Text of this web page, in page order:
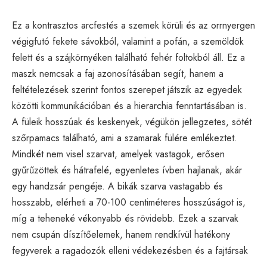
Ez a kontrasztos arcfestés a szemek körüli és az orrnyergen
végigfutó fekete sávokból, valamint a pofán, a szemöldök
felett és a szájkörnyéken található fehér foltokból áll. Ez a
maszk nemcsak a faj azonosításában segít, hanem a
feltételezések szerint fontos szerepet játszik az egyedek
közötti kommunikációban és a hierarchia fenntartásában is.
A füleik hosszúak és keskenyek, végükön jellegzetes, sötét
szőrpamacs található, ami a szamarak fülére emlékeztet.
Mindkét nem visel szarvat, amelyek vastagok, erősen
gyűrűzöttek és hátrafelé, egyenletes ívben hajlanak, akár
egy handzsár pengéje. A bikák szarva vastagabb és
hosszabb, elérheti a 70-100 centiméteres hosszúságot is,
míg a teheneké vékonyabb és rövidebb. Ezek a szarvak
nem csupán díszítőelemek, hanem rendkívül hatékony
fegyverek a ragadozók elleni védekezésben és a fajtársak